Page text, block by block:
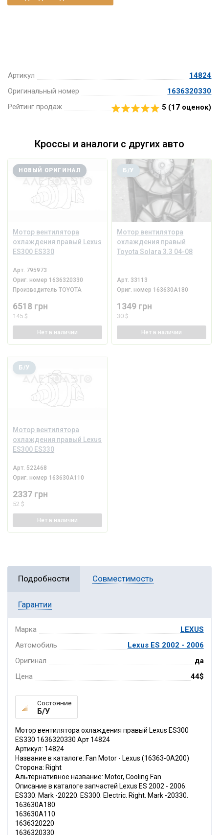
Артикул
14824
Оригинальный номер
1636320330
Рейтинг продаж
5 (17 оценок)
Кроссы и аналоги с других авто
Мотор вентилятора
охлаждения правый Lexus
ES300 ES330
НОВЫЙ ОРИГИНАЛ
Арт. 795973
Ориг. номер 1636320330
ПроизводительTOYOTA
6518 грн
145 $
Нет в наличии
Мотор вентилятора
охлаждения правый
Toyota Solara 3.3 04-08
Б/У
Арт. 33113
Ориг. номер 163630A180
1349 грн
30 $
Нет в наличии
Мотор вентилятора
охлаждения правый Lexus
ES300 ES330
Б/У
Арт. 522468
Ориг. номер 163630A110
2337 грн
52 $
Нет в наличии
Подробности Совместимость
Гарантии
Марка
LEXUS
Автомобиль
Lexus ES 2002 - 2006
Оригинал
да
Цена
44$
Состояние
Б/У
Мотор вентилятора охлаждения правый Lexus ES300
ES330 1636320330 Арт 14824
Артикул: 14824
Название в каталоге: Fan Motor - Lexus (16363-0A200)
Сторона: Right
Альтернативное название: Motor, Cooling Fan
Описание в каталоге запчастей Lexus ES 2002 - 2006:
ES330. Mark -20220. ES300. Electric. Right. Mark -20330.
163630A180
163630A110
1636320220
1636320330